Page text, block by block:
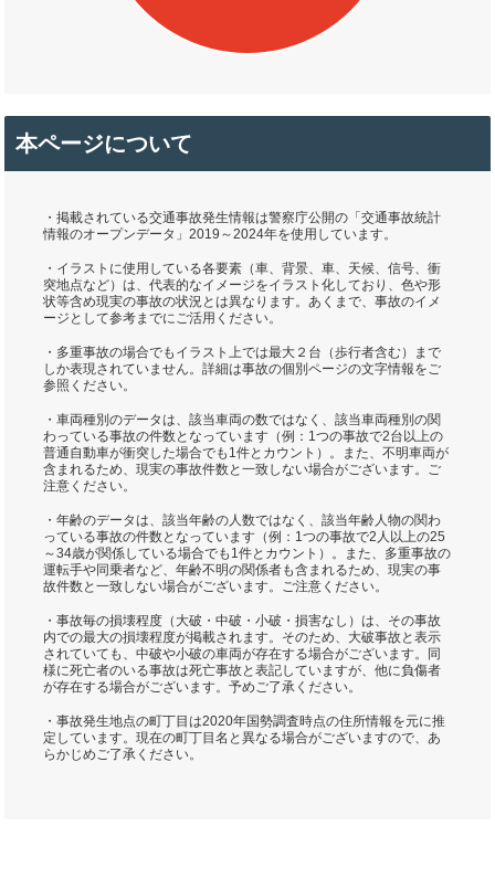
本ページについて
・掲載されている交通事故発生情報は警察庁公開の「交通事故統計
情報のオープンデータ」2019～2024年を使用しています。
・イラストに使用している各要素（車、背景、車、天候、信号、衝
突地点など）は、代表的なイメージをイラスト化しており、色や形
状等含め現実の事故の状況とは異なります。あくまで、事故のイメ
ージとして参考までにご活用ください。
・多重事故の場合でもイラスト上では最大２台（歩行者含む）まで
しか表現されていません。詳細は事故の個別ページの文字情報をご
参照ください。
・車両種別のデータは、該当車両の数ではなく、該当車両種別の関
わっている事故の件数となっています（例：1つの事故で2台以上の
普通自動車が衝突した場合でも1件とカウント）。また、不明車両が
含まれるため、現実の事故件数と一致しない場合がございます。ご
注意ください。
・年齢のデータは、該当年齢の人数ではなく、該当年齢人物の関わ
っている事故の件数となっています（例：1つの事故で2人以上の25
～34歳が関係している場合でも1件とカウント）。また、多重事故の
運転手や同乗者など、年齢不明の関係者も含まれるため、現実の事
故件数と一致しない場合がございます。ご注意ください。
・事故毎の損壊程度（大破・中破・小破・損害なし）は、その事故
内での最大の損壊程度が掲載されます。そのため、大破事故と表示
されていても、中破や小破の車両が存在する場合がございます。同
様に死亡者のいる事故は死亡事故と表記していますが、他に負傷者
が存在する場合がございます。予めご了承ください。
・事故発生地点の町丁目は2020年国勢調査時点の住所情報を元に推
定しています。現在の町丁目名と異なる場合がございますので、あ
らかじめご了承ください。